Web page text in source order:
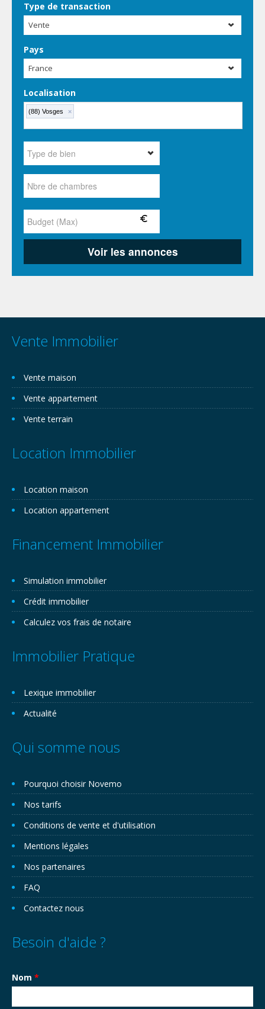
Type de transaction
Vente
Pays
France
Localisation
(88) Vosges ×
Vente Immobilier
Vente maison
Vente appartement
Vente terrain
Location Immobilier
Location maison
Location appartement
Financement Immobilier
Simulation immobilier
Crédit immobilier
Calculez vos frais de notaire
Immobilier Pratique
Lexique immobilier
Actualité
Qui somme nous
Pourquoi choisir Novemo
Nos tarifs
Conditions de vente et d'utilisation
Mentions légales
Nos partenaires
FAQ
Contactez nous
Besoin d'aide ?
Nom *